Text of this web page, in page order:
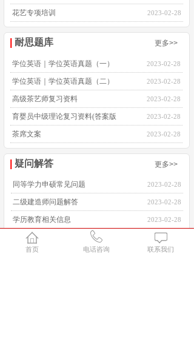
花艺专项培训 2023-02-28
耐思题库 更多>>
学位英语｜学位英语真题（一） 2023-02-28
学位英语｜学位英语真题（二） 2023-02-28
高级茶艺师复习资料 2023-02-28
育婴员中级理论复习资料(答案版 2023-02-28
茶席文案 2023-02-28
疑问解答 更多>>
同等学力申硕常见问题 2023-02-28
二级建造师问题解答 2023-02-28
学历教育相关信息 2023-02-28
健康管理师问题答疑
会计培训相关问题 2023-02-28
首页 电话咨询 联系我们